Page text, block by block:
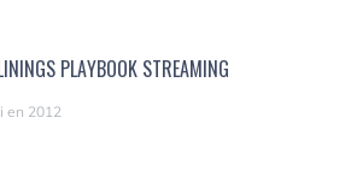
PLAYBOOK STREAMING
en 2012